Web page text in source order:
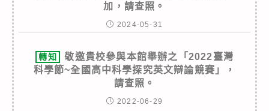
加，請查照。
2024-05-31
轉知
敬邀貴校參與本館舉辦之「2022臺灣
科學節~全國高中科學探究英文辯論競賽」，
請查照。
2022-06-29